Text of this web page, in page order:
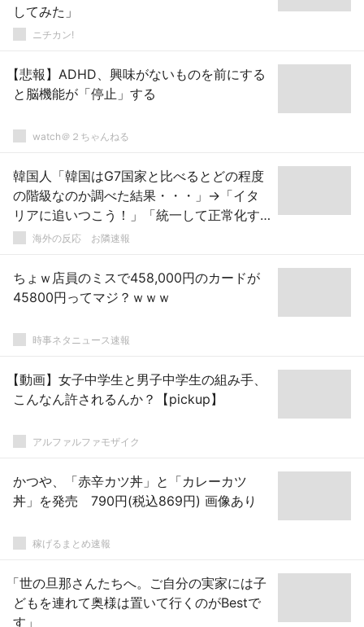
してみた」
ニチカン!
【悲報】ADHD、興味がないものを前にする
と脳機能が「停止」する
watch＠２ちゃんねる
韓国人「韓国はG7国家と比べるとどの程度
の階級なのか調べた結果・・・」→「イタ
リアに追いつこう！」「統一して正常化す
ればビッグ5に入る」
海外の反応 お隣速報
ちょｗ店員のミスで458,000円のカードが
45800円ってマジ？ｗｗｗ
時事ネタニュース速報
【動画】女子中学生と男子中学生の組み手、
こんなん許されるんか？【pickup】
アルファルファモザイク
かつや、「赤辛カツ丼」と「カレーカツ
丼」を発売 790円(税込869円) 画像あり
稼げるまとめ速報
「世の旦那さんたちへ。ご自分の実家には子
どもを連れて奥様は置いて行くのがBestで
す」